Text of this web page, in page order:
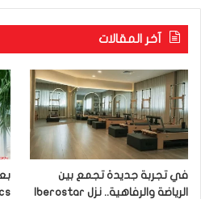
آخر المقالات
في تجربة جديدة تجمع بين